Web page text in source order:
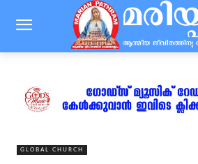
GLOBAL CHURCH